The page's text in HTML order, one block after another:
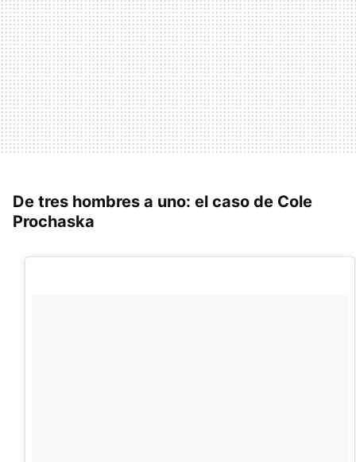
De tres hombres a uno: el caso de Cole
Prochaska